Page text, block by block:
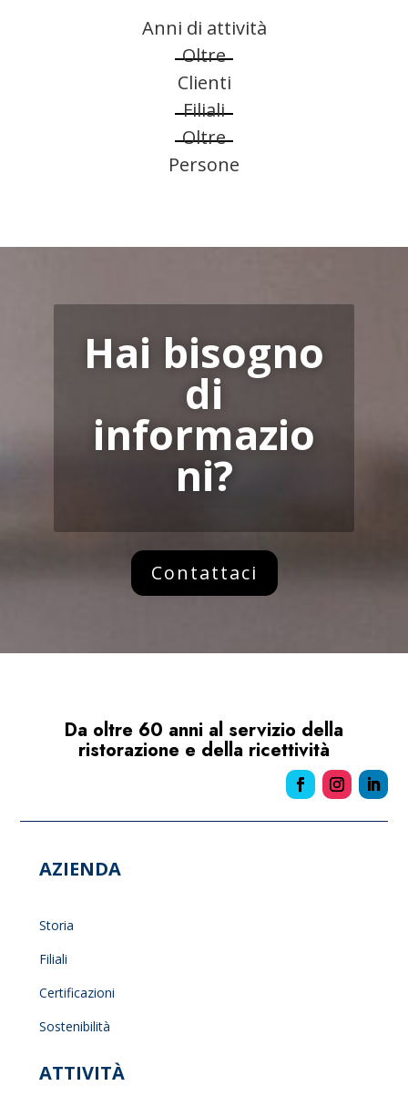
Anni di attività
Oltre
Clienti
Filiali
Oltre
Persone
Hai bisogno
di
informazio
ni?
Contattaci
Da oltre 60 anni al servizio della
ristorazione e della ricettività
AZIENDA
Storia
Filiali
Certificazioni
Sostenibilità
ATTIVITÀ